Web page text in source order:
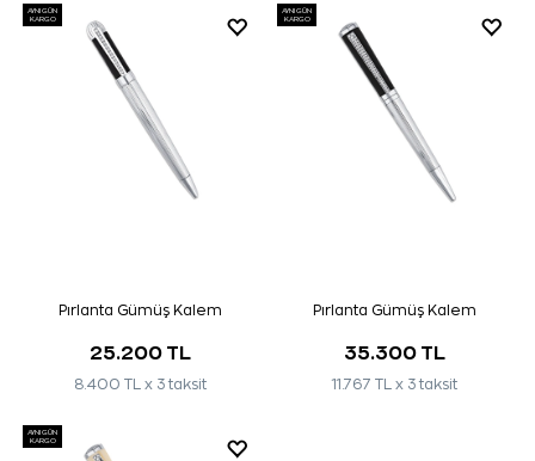
AYNI GÜN
KARGO
Pırlanta Gümüş Kalem
25.200 TL
8.400 TL x 3 taksit
AYNI GÜN
KARGO
Pırlanta Gümüş Kalem
35.300 TL
11.767 TL x 3 taksit
AYNI GÜN
KARGO